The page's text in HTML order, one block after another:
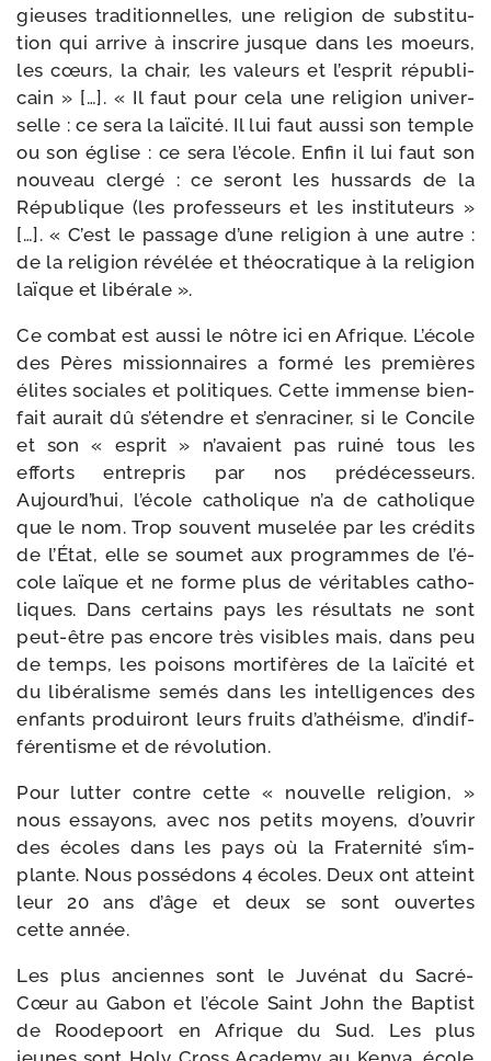
gieuses tra­di­tion­nelles, une reli­gion de sub­sti­tu­
tion qui arrive à ins­crire jusque dans les moeurs,
les cœurs, la chair, les valeurs et l’es­prit répu­bli­
cain » […]. « Il faut pour cela une reli­gion uni­ver­
selle : ce sera la laï­ci­té. Il lui faut aus­si son temple
ou son église : ce sera l’é­cole. Enfin il lui faut son
nou­veau cler­gé : ce seront les hus­sards de la
République (les pro­fes­seurs et les ins­ti­tu­teurs »
[…]. « C’est le pas­sage d’une reli­gion à une autre :
de la reli­gion révé­lée et théo­cra­tique à la reli­gion
laïque et libérale ».
Ce com­bat est aus­si le nôtre ici en Afrique. L’école
des Pères mis­sion­naires a for­mé les pre­mières
élites sociales et poli­tiques. Cette immense bien­
fait aurait dû s’é­tendre et s’en­ra­ci­ner, si le Concile
et son « esprit » n’a­vaient pas rui­né tous les
efforts entre­pris par nos pré­dé­ces­seurs.
Aujourd’hui, l’é­cole catho­lique n’a de catho­lique
que le nom. Trop sou­vent muse­lée par les cré­dits
de l’État, elle se sou­met aux pro­grammes de l’é­
cole laïque et ne forme plus de véri­tables catho­
liques. Dans cer­tains pays les résul­tats ne sont
peut-​être pas encore très visibles mais, dans peu
de temps, les poi­sons mor­ti­fères de la laï­ci­té et
du libé­ra­lisme semés dans les intel­li­gences des
enfants pro­dui­ront leurs fruits d’a­théisme, d’in­dif­
fé­ren­tisme et de révolution.
Pour lut­ter contre cette « nou­velle reli­gion, »
nous essayons, avec nos petits moyens, d’ou­vrir
des écoles dans les pays où la Fraternité s’im­
plante. Nous pos­sé­dons 4 écoles. Deux ont atteint
leur 20 ans d’âge et deux se sont ouvertes
cette année.
Les plus anciennes sont le Juvénat du Sacré-​
Cœur au Gabon et l’é­cole Saint John the Baptist
de Roodepoort en Afrique du Sud. Les plus